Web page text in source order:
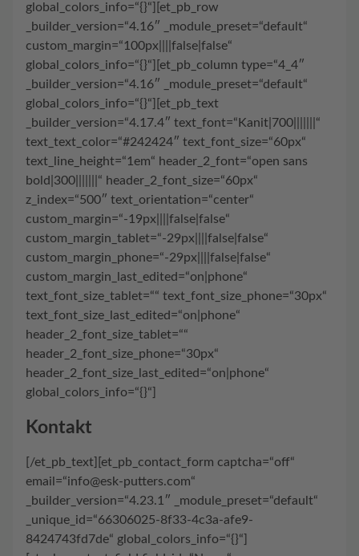
global_colors_info=“{}“][et_pb_row
_builder_version=“4.16″ _module_preset=“default“
custom_margin=“100px||||false|false“
global_colors_info=“{}“][et_pb_column type=“4_4″
_builder_version=“4.16″ _module_preset=“default“
global_colors_info=“{}“][et_pb_text
_builder_version=“4.17.4″ text_font=“Kanit|700|||||||“
text_text_color=“#242424″ text_font_size=“60px“
text_line_height=“1em“ header_2_font=“open sans
bold|300|||||||“ header_2_font_size=“60px“
z_index=“500″ text_orientation=“center“
custom_margin=“-19px||||false|false“
custom_margin_tablet=“-29px||||false|false“
custom_margin_phone=“-29px||||false|false“
custom_margin_last_edited=“on|phone“
text_font_size_tablet=““ text_font_size_phone=“30px“
text_font_size_last_edited=“on|phone“
header_2_font_size_tablet=““
header_2_font_size_phone=“30px“
header_2_font_size_last_edited=“on|phone“
global_colors_info=“{}“]
Kontakt
[/et_pb_text][et_pb_contact_form captcha=“off“
email=“info@esk-putters.com“
_builder_version=“4.23.1″ _module_preset=“default“
_unique_id=“66306025-8f33-4c3a-afe9-
8424743fd7de“ global_colors_info=“{}“]